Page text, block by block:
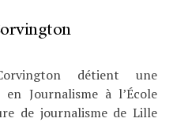
détient une
en Journalisme à l’École
de journalisme de Lille